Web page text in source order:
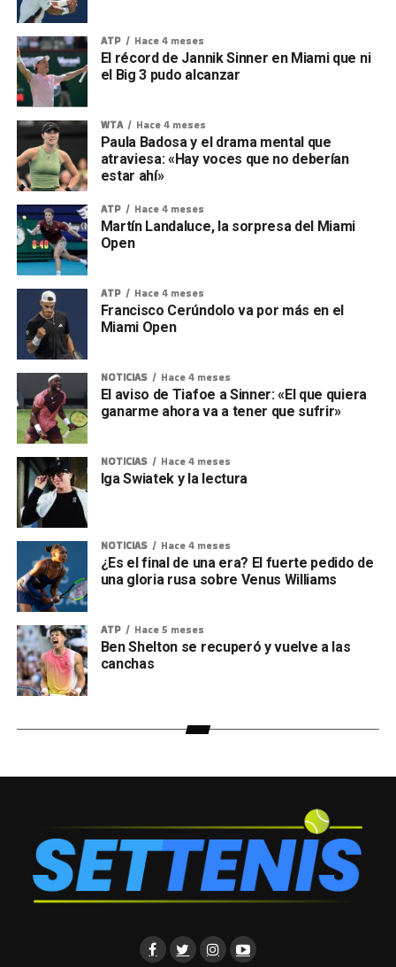
ATP Hace 4 meses
El récord de Jannik Sinner en Miami que ni
el Big 3 pudo alcanzar
WTA Hace 4 meses
Paula Badosa y el drama mental que
atraviesa: «Hay voces que no deberían
estar ahí»
ATP Hace 4 meses
Martín Landaluce, la sorpresa del Miami
Open
ATP Hace 4 meses
Francisco Cerúndolo va por más en el
Miami Open
NOTICIAS Hace 4 meses
El aviso de Tiafoe a Sinner: «El que quiera
ganarme ahora va a tener que sufrir»
NOTICIAS Hace 4 meses
Iga Swiatek y la lectura
NOTICIAS Hace 4 meses
¿Es el final de una era? El fuerte pedido de
una gloria rusa sobre Venus Williams
ATP Hace 5 meses
Ben Shelton se recuperó y vuelve a las
canchas